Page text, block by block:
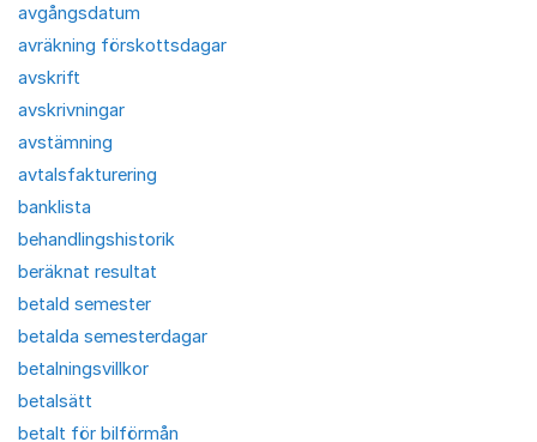
avgångsdatum
avräkning förskottsdagar
avskrift
avskrivningar
avstämning
avtalsfakturering
banklista
behandlingshistorik
beräknat resultat
betald semester
betalda semesterdagar
betalningsvillkor
betalsätt
betalt för bilförmån